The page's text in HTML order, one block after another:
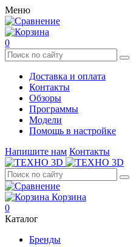
Меню
0
Доставка и оплата
Контакты
Обзоры
Программы
Модели
Помощь в настройке
Напишите нам Контакты
Корзина
0
Каталог
Бренды